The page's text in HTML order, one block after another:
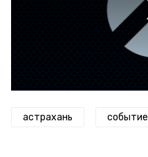
астрахань событие